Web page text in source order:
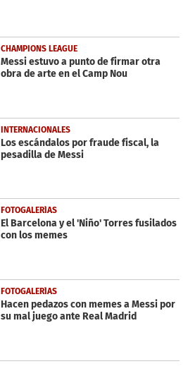
CHAMPIONS LEAGUE
Messi estuvo a punto de firmar otra
obra de arte en el Camp Nou
INTERNACIONALES
Los escándalos por fraude fiscal, la
pesadilla de Messi
FOTOGALERÍAS
El Barcelona y el 'Niño' Torres fusilados
con los memes
FOTOGALERÍAS
Hacen pedazos con memes a Messi por
su mal juego ante Real Madrid